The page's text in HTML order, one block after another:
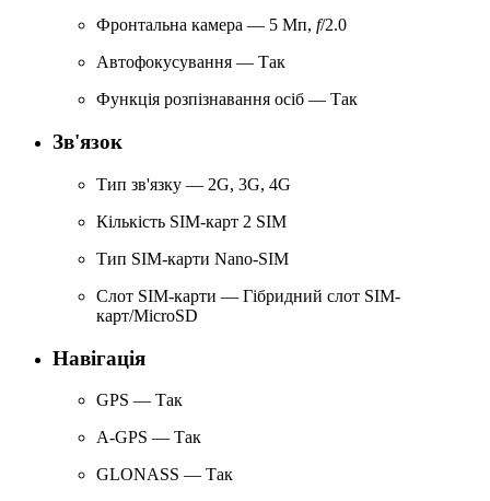
Фронтальна камера — 5 Мп, f/2.0
Автофокусування — Так
Функція розпізнавання осіб — Так
Зв'язок
Тип зв'язку — 2G, 3G, 4G
Кількість SIM-карт 2 SIM
Тип SIM-карти Nano-SIM
Слот SIM-карти — Гібридний слот SIM-
карт/MicroSD
Навігація
GPS — Так
A-GPS — Так
GLONASS — Так